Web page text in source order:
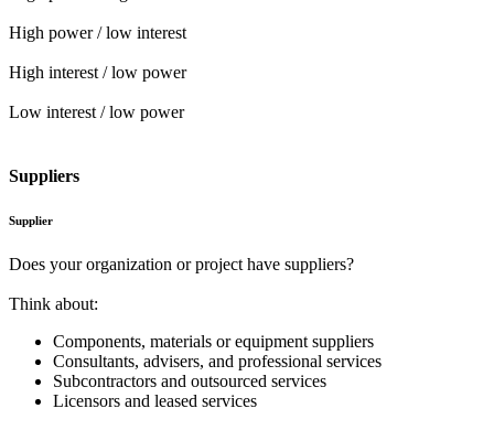
High power / low interest
High interest / low power
Low interest / low power
Suppliers
Supplier
Does your organization or project have suppliers?
Think about:
Components, materials or equipment suppliers
Consultants, advisers, and professional services
Subcontractors and outsourced services
Licensors and leased services